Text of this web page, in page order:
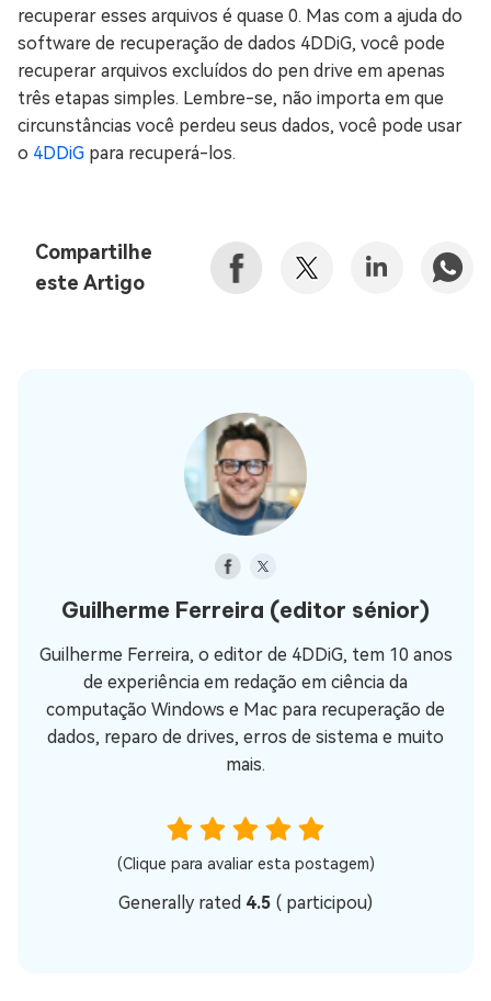
recuperar esses arquivos é quase 0. Mas com a ajuda do
software de recuperação de dados 4DDiG, você pode
recuperar arquivos excluídos do pen drive em apenas
três etapas simples. Lembre-se, não importa em que
circunstâncias você perdeu seus dados, você pode usar
o 4DDiG para recuperá-los.
Compartilhe
este Artigo
Guilherme Ferreira (editor sénior)
Guilherme Ferreira, o editor de 4DDiG, tem 10 anos
de experiência em redação em ciência da
computação Windows e Mac para recuperação de
dados, reparo de drives, erros de sistema e muito
mais.
(Clique para avaliar esta postagem)
Generally rated 4.5 ( participou)